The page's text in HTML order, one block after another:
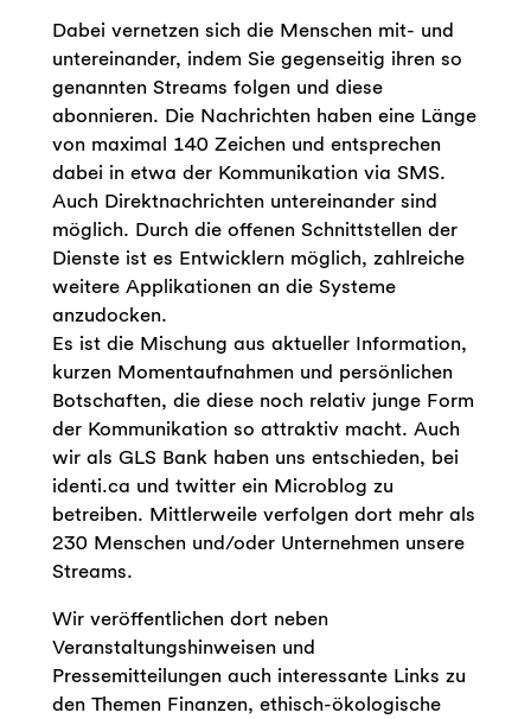
Dabei vernetzen sich die Menschen mit- und
untereinander, indem Sie gegenseitig ihren so
genannten Streams folgen und diese
abonnieren. Die Nachrichten haben eine Länge
von maximal 140 Zeichen und entsprechen
dabei in etwa der Kommunikation via SMS.
Auch Direktnachrichten untereinander sind
möglich. Durch die offenen Schnittstellen der
Dienste ist es Entwicklern möglich, zahlreiche
weitere Applikationen an die Systeme
anzudocken.
Es ist die Mischung aus aktueller Information,
kurzen Momentaufnahmen und persönlichen
Botschaften, die diese noch relativ junge Form
der Kommunikation so attraktiv macht. Auch
wir als GLS Bank haben uns entschieden, bei
identi.ca und twitter ein Microblog zu
betreiben. Mittlerweile verfolgen dort mehr als
230 Menschen und/oder Unternehmen unsere
Streams.
Wir veröffentlichen dort neben
Veranstaltungshinweisen und
Pressemitteilungen auch interessante Links zu
den Themen Finanzen, ethisch-ökologische